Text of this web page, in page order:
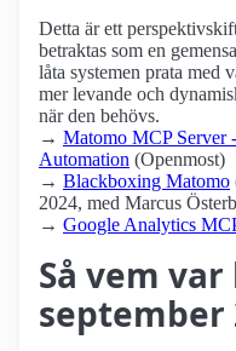
Detta är ett
betraktas som en
låta systemen prata med
mer levande och
när den behövs.
→ Matomo MCP Server
Automation (Openmost)
→ Blackboxing Matomo
2024, med Marcus
→ Google Analytics
Så vem var
september